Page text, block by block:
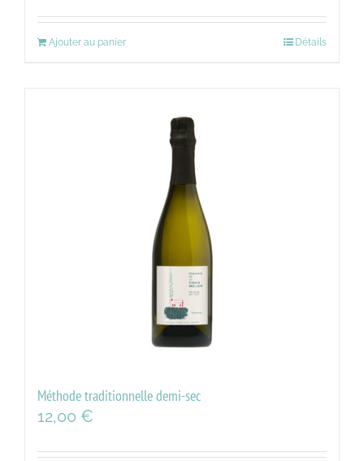
Ajouter au panier Détails
Méthode traditionnelle demi-sec
12,00 €